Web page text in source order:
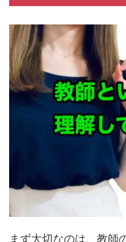
まず大切なのは、教師